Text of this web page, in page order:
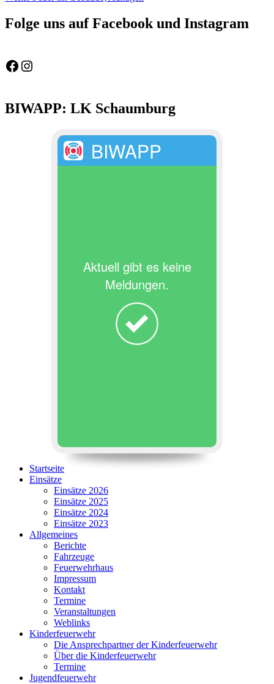
Folge uns auf Facebook und Instagram
Feuerwehr Gemeinde Wölpinghausen
fw_gemeinde_woelpinghausen
BIWAPP: LK Schaumburg
BIWAPP
Aktuell gibt es keine
Meldungen.
Startseite
Einsätze
Einsätze 2026
Einsätze 2025
Einsätze 2024
Einsätze 2023
Allgemeines
Berichte
Fahrzeuge
Feuerwehrhaus
Impressum
Kontakt
Termine
Veranstaltungen
Weblinks
Kinderfeuerwehr
Die Ansprechpartner der Kinderfeuerwehr
Über die Kinderfeuerwehr
Termine
Jugendfeuerwehr